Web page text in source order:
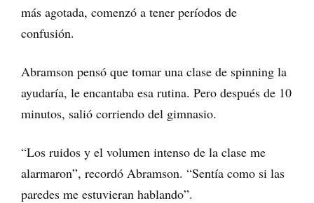
más agotada, comenzó a tener períodos de
confusión.
Abramson pensó que tomar una clase de spinning la
ayudaría, le encantaba esa rutina. Pero después de 10
minutos, salió corriendo del gimnasio.
“Los ruidos y el volumen intenso de la clase me
alarmaron”, recordó Abramson. “Sentía como si las
paredes me estuvieran hablando”.